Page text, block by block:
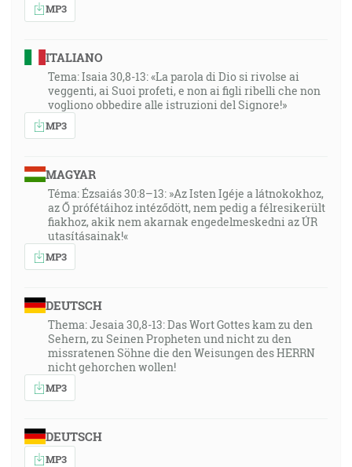
MP3
ITALIANO
Tema: Isaia 30,8-13: «La parola di Dio si rivolse ai
veggenti, ai Suoi profeti, e non ai figli ribelli che non
vogliono obbedire alle istruzioni del Signore!»
MP3
MAGYAR
Téma: Ézsaiás 30:8–13: »Az Isten Igéje a látnokokhoz,
az Ő prófétáihoz intéződött, nem pedig a félresikerült
fiakhoz, akik nem akarnak engedelmeskedni az ÚR
utasításainak!«
MP3
DEUTSCH
Thema: Jesaia 30,8-13: Das Wort Gottes kam zu den
Sehern, zu Seinen Propheten und nicht zu den
missratenen Söhne die den Weisungen des HERRN
nicht gehorchen wollen!
MP3
DEUTSCH
MP3